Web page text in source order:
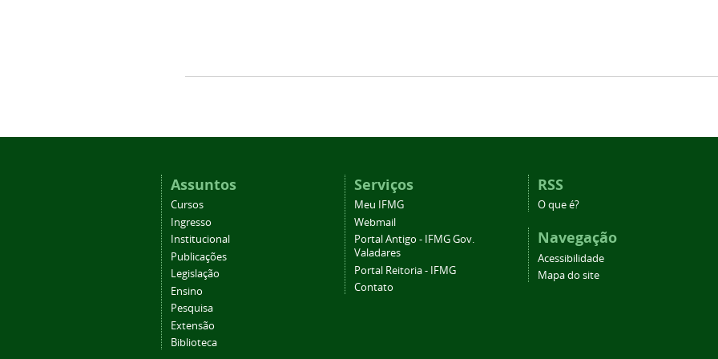
Assuntos
Cursos
Ingresso
Institucional
Publicações
Legislação
Ensino
Pesquisa
Extensão
Biblioteca
Serviços
Meu IFMG
Webmail
Portal Antigo - IFMG Gov.
Valadares
Portal Reitoria - IFMG
Contato
RSS
O que é?
Navegação
Acessibilidade
Mapa do site